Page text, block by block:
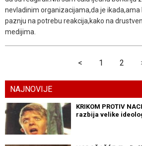
nevladinim organizacijama,da je ikada,ama
paznju na potrebu reakcija,kako na
medijima.
< 1 2
NAJNOVIJE
KRIKOM PROTIV
razbija velike